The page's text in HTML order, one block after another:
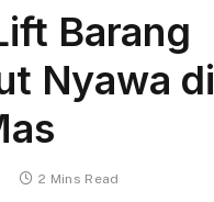
Barang
Nyawa di
2 Mins Read